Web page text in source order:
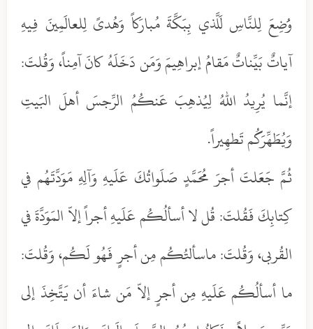
وَُضِعَ لِلنَّاسِ لَلَّذي بِبَكَّةَ مُبارَكاً وَهُدىً لِلعالَمِينَ فِيهِ
آياتٌ بَيِّناتٌ مَقامُ إبراهِيمَ وَمَن دَخَلَهُ كانَ آمِناً، وَقُلتَ:
إنَّما يُرِيدُ اللهُ لِيُذهِبَ عَنكُمُ الرِّجسَ أهلَ البَيتِ
وَيُطَهِّرَكُم تَطهِيراً.
ثُمَّ جَعَلتَ أجرَ مُحَمَّدٍ صَلَواتُكَ عَلَيهِ وَآلِهِ مَوَدَّتَهُم في
كِتابِكَ فَقُلتَ: قُل لا أسألُكُم عَلَيهِ أجراً إلاّ المَوَدَّةَ في
القُربى، وَقُلتَ: ماسألتُكُم مِن أجرٍ فَهُو لَكُم، وَقُلتَ:
ما أسألُكُم عَلَيهِ مِن أجرٍ إلاّ مَن شاءَ أن يَتَّخِذَ إلى